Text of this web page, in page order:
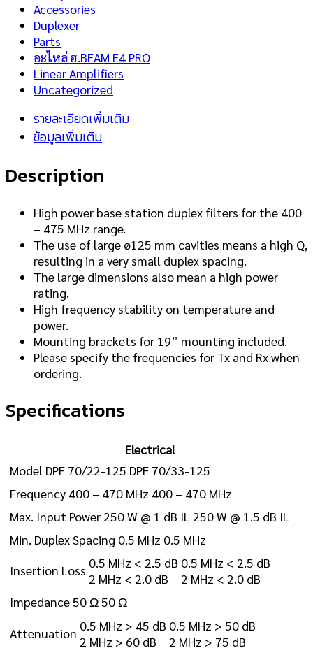
Accessories
Duplexer
Parts
อะไหล่ ฮ.BEAM E4 PRO
Linear Amplifiers
Uncategorized
รายละเอียดเพิ่มเติม
ข้อมูลเพิ่มเติม
Description
High power base station duplex filters for the 400
– 475 MHz range.
The use of large ø125 mm cavities means a high Q,
resulting in a very small duplex spacing.
The large dimensions also mean a high power
rating.
High frequency stability on temperature and
power.
Mounting brackets for 19” mounting included.
Please specify the frequencies for Tx and Rx when
ordering.
Specifications
Electrical
Model DPF 70/22-125 DPF 70/33-125
Frequency 400 – 470 MHz 400 – 470 MHz
Max. Input Power250 W @ 1 dB IL 250 W @ 1.5 dB IL
Min. Duplex Spacing 0.5 MHz 0.5 MHz
Insertion Loss 0.5 MHz < 2.5 dB
2 MHz < 2.0 dB
0.5 MHz < 2.5 dB
2 MHz < 2.0 dB
Impedance50 Ω50 Ω
Attenuation 0.5 MHz > 45 dB
2 MHz > 60 dB
0.5 MHz > 50 dB
2 MHz > 75 dB